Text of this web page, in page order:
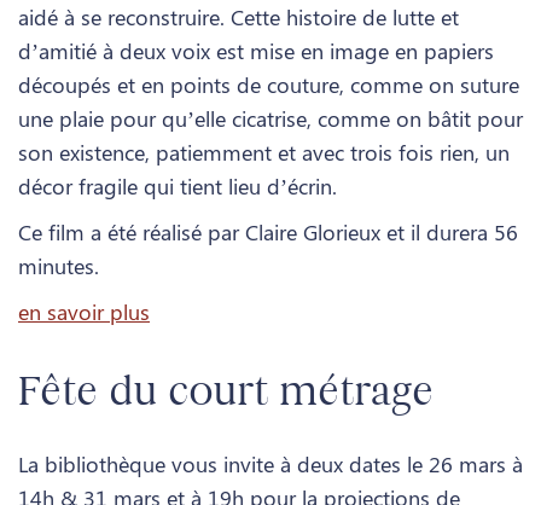
aidé à se reconstruire. Cette histoire de lutte et
d’amitié à deux voix est mise en image en papiers
découpés et en points de couture, comme on suture
une plaie pour qu’elle cicatrise, comme on bâtit pour
son existence, patiemment et avec trois fois rien, un
décor fragile qui tient lieu d’écrin.
Ce film a été réalisé par Claire Glorieux et il durera 56
minutes.
en savoir plus
Fête du court métrage
La bibliothèque vous invite à deux dates le 26 mars à
14h & 31 mars et à 19h pour la projections de